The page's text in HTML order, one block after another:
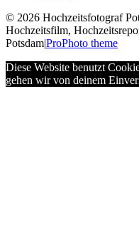
© 2026 Hochzeitsfotograf
Hochzeitsfilm,
Potsdam|ProPhoto theme
Diese Website benutzt
gehen wir von deinem